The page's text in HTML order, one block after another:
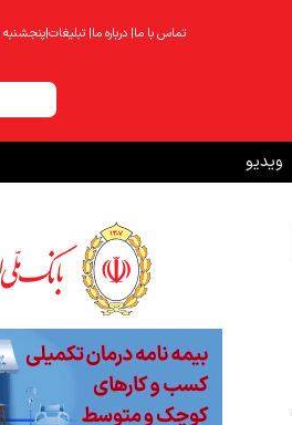
تماس با ما| درباره ما| تبلیغات|پنجشنبه ۱۵ مرداد ۱۴۰۵
ویدیو